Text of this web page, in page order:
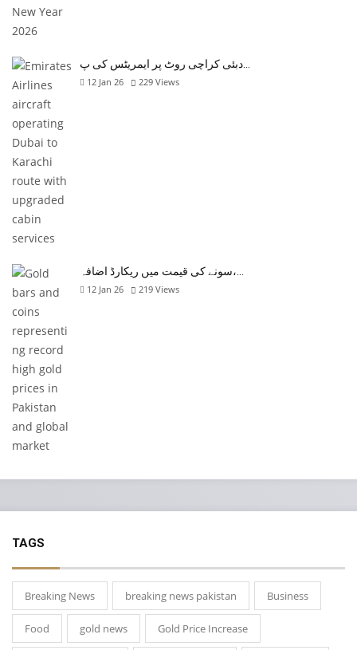
12 Jan 26 229 Views
سونے کی قیمت میں ریکارڈ اضافہ،…
12 Jan 26 219 Views
TAGS
Breaking News breaking news pakistan Business
Food gold news Gold Price Increase